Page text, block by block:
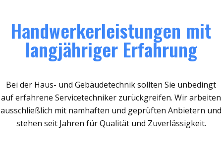
Handwerkerleistungen mit
langjähriger Erfahrung
Bei der Haus- und Gebäudetechnik sollten Sie unbedingt
auf erfahrene Servicetechniker zurückgreifen. Wir arbeiten
ausschließlich mit namhaften und geprüften Anbietern und
stehen seit Jahren für Qualität und Zuverlässigkeit.